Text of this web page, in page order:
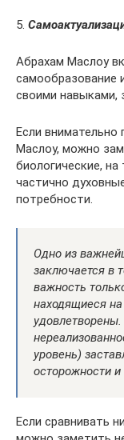
5.
Абрахам Маслоу
самообразование
своими навыками,
Если внимательно
Маслоу, можно
биологические,
частично
потребности.
Одно из
заключается в
важность
находящиеся
уровень)
осторожности и
Если сравнивать